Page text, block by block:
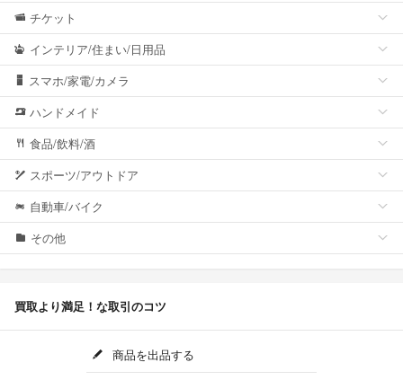
チケット
インテリア/住まい/日用品
スマホ/家電/カメラ
ハンドメイド
食品/飲料/酒
スポーツ/アウトドア
自動車/バイク
その他
買取より満足！な取引のコツ
商品を出品する